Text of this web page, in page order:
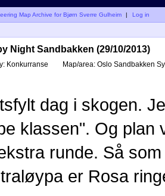
Map Archive for Bjørn Sverre Gulheim | Log in
Night Sandbakken (29/10/2013)
Konkurranse Map/area: Oslo Sandbakken
dag i skogen.
klassen". Og plan
runde. Så
er Rosa